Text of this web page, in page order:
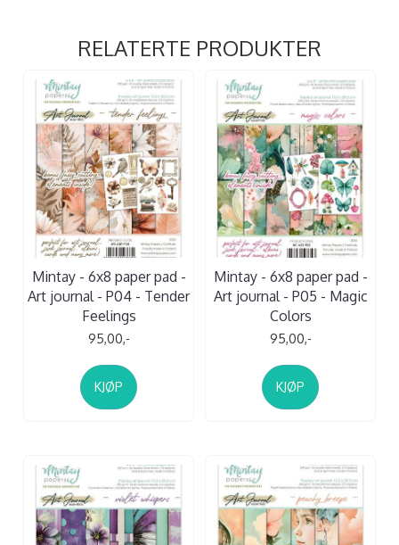
RELATERTE PRODUKTER
Mintay - 6x8 paper pad -
Art journal - P04 - Tender
Feelings
95,00,-
KJØP
Mintay - 6x8 paper pad -
Art journal - P05 - Magic
Colors
95,00,-
KJØP